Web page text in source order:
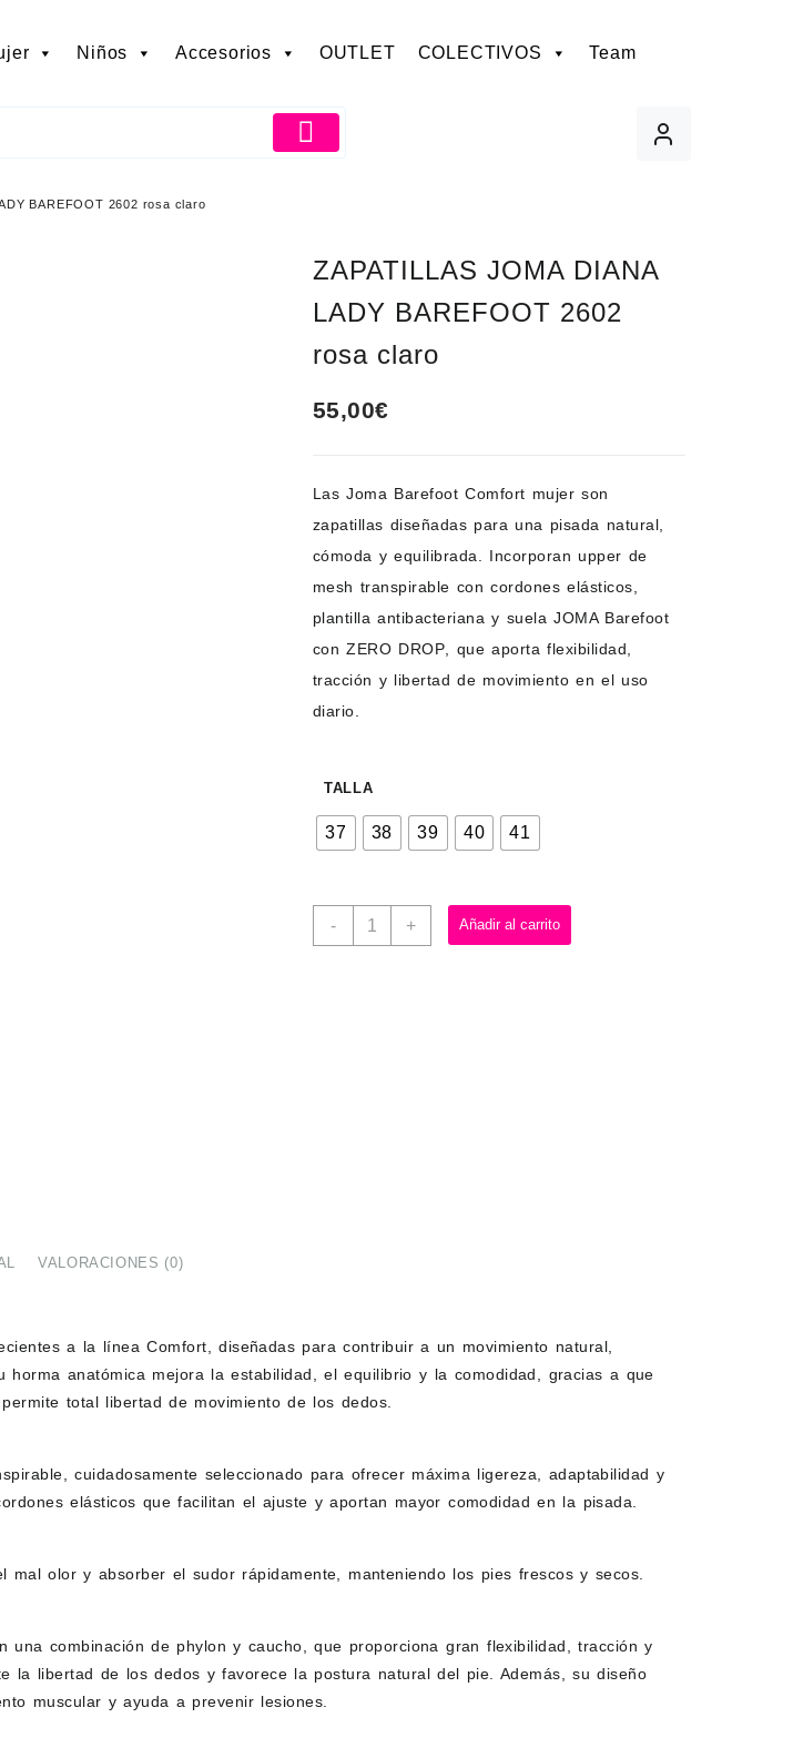
Niños Accesorios OUTLET COLECTIVOS Team
BAREFOOT 2602 rosa claro
ZAPATILLAS JOMA DIANA
LADY BAREFOOT 2602
rosa claro
55,00€
LasJoma Barefoot Comfort mujer son
zapatillas diseñadas para una pisada natural,
cómoda y equilibrada
. Incorporan upper de
mesh transpirable con cordones elásticos
plantilla antibacteriana y suelaJOMA Barefoot
con ZERO DROP , que aporta flexibilidad,
tracción y libertad de movimiento en el uso
diario.
TALLA
37 38 39 40 41
- + Añadir al carrito
VALORACIONES (0)
a la línea Comfort, diseñadas para contribuir a un movimiento natural,
horma anatómica mejora la estabilidad, el equilibrio y la comodidad, gracias a que
total libertad de movimiento de los dedos.
cuidadosamente seleccionado para ofrecer máxima ligereza, adaptabilidad y
elásticos que facilitan el ajuste y aportan mayor comodidad en la pisada.
mal olor y absorber el sudor rápidamente, manteniendo los pies frescos y secos.
una combinación de phylon y caucho, que proporciona gran flexibilidad, tracción y
la libertad de los dedos y favorece la postura natural del pie. Además, su diseño
muscular y ayuda a prevenir lesiones.